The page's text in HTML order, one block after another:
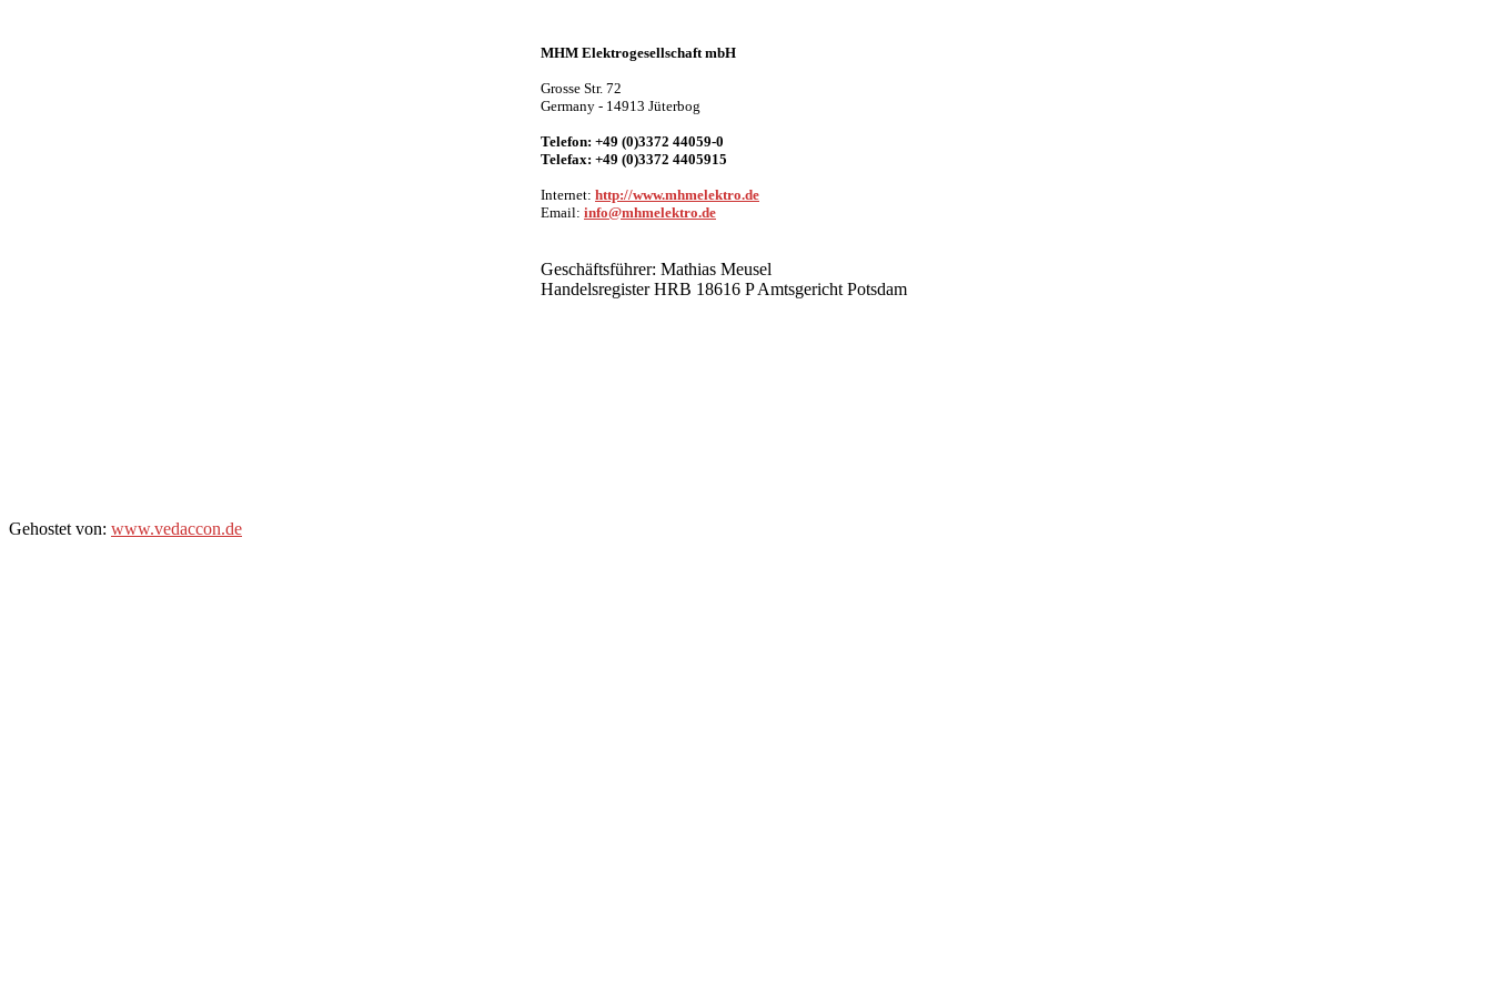
MHM Elektrogesellschaft mbH
Grosse Str. 72
Germany - 14913 Jüterbog
Telefon: +49 (0)3372 44059-0
Telefax: +49 (0)3372 4405915
Internet: http://www.mhmelektro.de
Email: info@mhmelektro.de
Geschäftsführer: Mathias Meusel
Handelsregister HRB 18616 P Amtsgericht Potsdam
Gehostet von: www.vedaccon.de